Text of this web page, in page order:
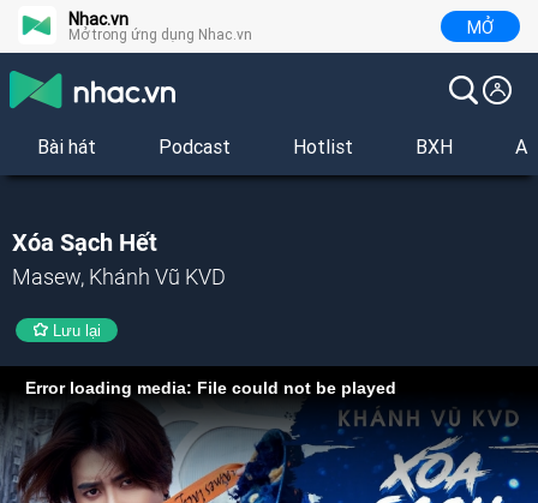
Nhac.vn
Mở trong ứng dụng Nhac.vn MỞ
Bài hát Podcast Hotlist BXH
Xóa Sạch Hết
Masew, Khánh Vũ KVD
Lưu lại
Error loading media: File could not be played